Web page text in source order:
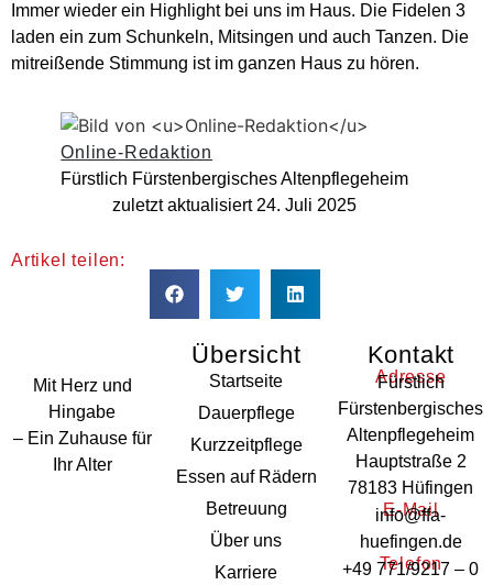
Immer wieder ein Highlight bei uns im Haus. Die Fidelen 3
laden ein zum Schunkeln, Mitsingen und auch Tanzen. Die
mitreißende Stimmung ist im ganzen Haus zu hören.
Online-Redaktion
Fürstlich Fürstenbergisches Altenpflegeheim
zuletzt aktualisiert 24. Juli 2025
Artikel teilen:
Mit Herz und
Hingabe
– Ein Zuhause für
Ihr Alter
Übersicht
Startseite
Dauerpflege
Kurzzeitpflege
Essen auf Rädern
Betreuung
Über uns
Karriere
Kontakt
Adresse
Fürstlich
Fürstenbergisches
Altenpflegeheim
Hauptstraße 2
78183 Hüfingen
E-Mail
info@ffa-
huefingen.de
Telefon
+49 771/9217 – 0